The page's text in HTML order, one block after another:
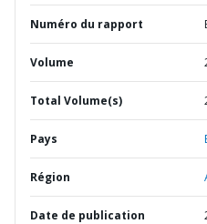
Numéro du rapport
Volume
Total Volume(s)
Pays
Région
Date de publication